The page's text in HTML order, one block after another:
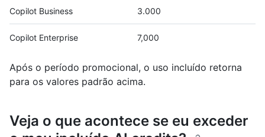
Copilot Business 3.000
Copilot Enterprise 7,000
Após o período promocional, o uso incluído retorna
para os valores padrão acima.
Veja o que acontece se eu exceder